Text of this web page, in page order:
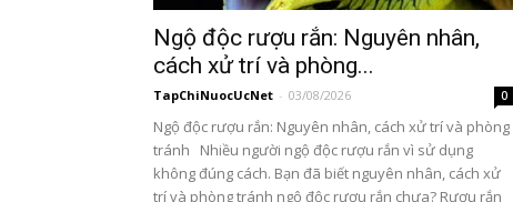
Ngộ độc rượu rắn: Nguyên nhân,
cách xử trí và phòng...
TapChiNuocUcNet - 03/08/2026 0
Ngộ độc rượu rắn: Nguyên nhân, cách xử trí và phòng
tránh Nhiều người ngộ độc rượu rắn vì sử dụng
không đúng cách. Bạn đã biết nguyên nhân, cách xử
trí và phòng tránh ngộ độc rượu rắn chưa? Rượu rắn